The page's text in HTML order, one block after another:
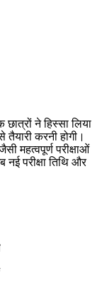
ने हिस्सा लिया
तैयारी करनी होगी।
महत्वपूर्ण परीक्षाओं
नई परीक्षा तिथि और